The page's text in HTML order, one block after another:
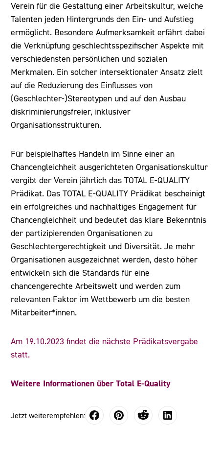
Verein für die Gestaltung einer Arbeitskultur, welche
Talenten jeden Hintergrunds den Ein- und Aufstieg
ermöglicht. Besondere Aufmerksamkeit erfährt dabei
die Verknüpfung geschlechtsspezifischer Aspekte mit
verschiedensten persönlichen und sozialen
Merkmalen. Ein solcher intersektionaler Ansatz zielt
auf die Reduzierung des Einflusses von
(Geschlechter-)Stereotypen und auf den Ausbau
diskriminierungsfreier, inklusiver
Organisationsstrukturen.
Für beispielhaftes Handeln im Sinne einer an
Chancengleichheit ausgerichteten Organisationskultur
vergibt der Verein jährlich das TOTAL E-QUALITY
Prädikat. Das TOTAL E-QUALITY Prädikat bescheinigt
ein erfolgreiches und nachhaltiges Engagement für
Chancengleichheit und bedeutet das klare Bekenntnis
der partizipierenden Organisationen zu
Geschlechtergerechtigkeit und Diversität. Je mehr
Organisationen ausgezeichnet werden, desto höher
entwickeln sich die Standards für eine
chancengerechte Arbeitswelt und werden zum
relevanten Faktor im Wettbewerb um die besten
Mitarbeiter*innen.
Am 19.10.2023 findet die nächste Prädikatsvergabe
statt.
Weitere Informationen über Total E-Quality
Jetzt weiterempfehlen: